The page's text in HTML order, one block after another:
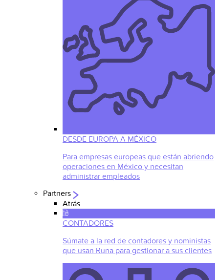
DESDE EUROPA A MÉXICO
Para empresas europeas que están abriendo
operaciones en México y necesitan
administrar empleados
Partners
Atrás
CONTADORES
Súmate a la red de contadores y noministas
que usan Runa para gestionar a sus clientes